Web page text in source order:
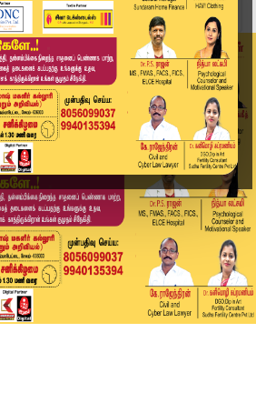
தேர்தல் பயம் வந்துவிட...